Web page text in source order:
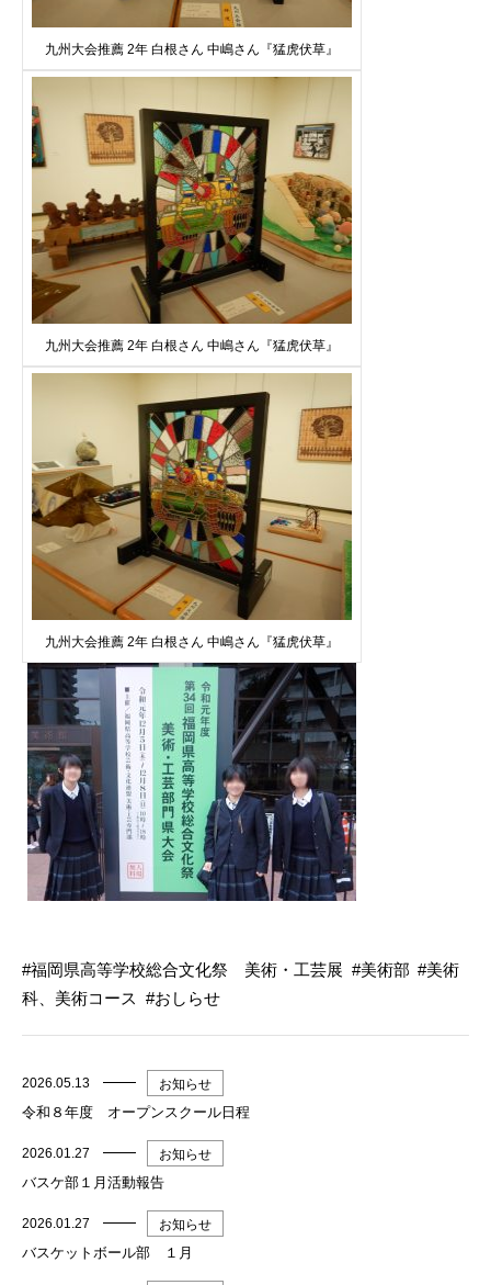
九州大会推薦 2年 白根さん 中嶋さん『猛虎伏草』
九州大会推薦 2年 白根さん 中嶋さん『猛虎伏草』
九州大会推薦 2年 白根さん 中嶋さん『猛虎伏草』
福岡県高等学校総合文化祭 美術・工芸展 美術部
美術
科、美術コース
おしらせ
2026.05.13 お知らせ
令和８年度 オープンスクール日程
2026.01.27 お知らせ
バスケ部１月活動報告
2026.01.27 お知らせ
バスケットボール部 １月